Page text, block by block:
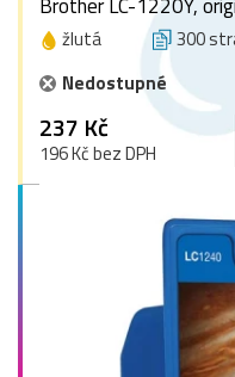
žlutá 300
Nedostupné
237 Kč
196 Kč bez DPH